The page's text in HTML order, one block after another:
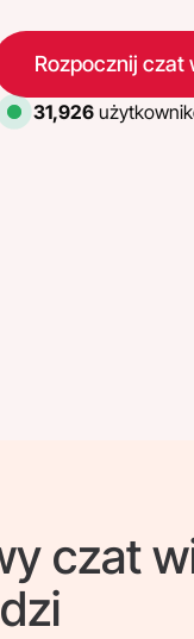
Rozpocznij czat
32,875
czat